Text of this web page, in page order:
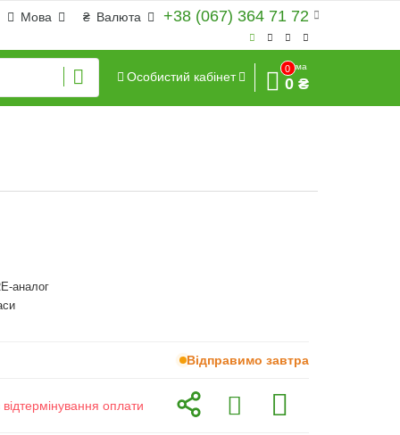
+38 (067) 364 71 72
₴ Валюта
Мова
Особистий кабінет
0
Сума
0 ₴
аналог
Відправимо завтра
оплати